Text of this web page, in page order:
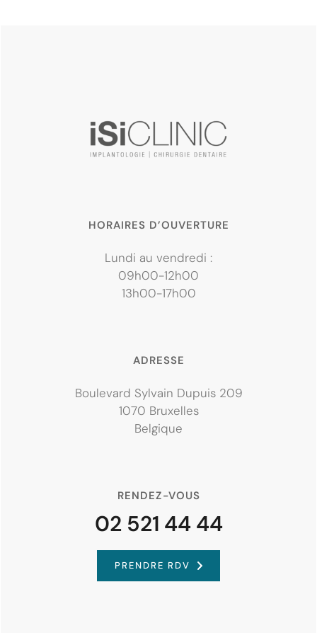
HORAIRES D’OUVERTURE
Lundi au vendredi :
09h00-12h00
13h00-17h00
ADRESSE
Boulevard Sylvain Dupuis 209
1070 Bruxelles
Belgique
RENDEZ-VOUS
02 521 44 44
PRENDRE RDV